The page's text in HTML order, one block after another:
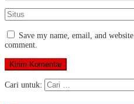
Save my name, email, and
comment.
Cari untuk: